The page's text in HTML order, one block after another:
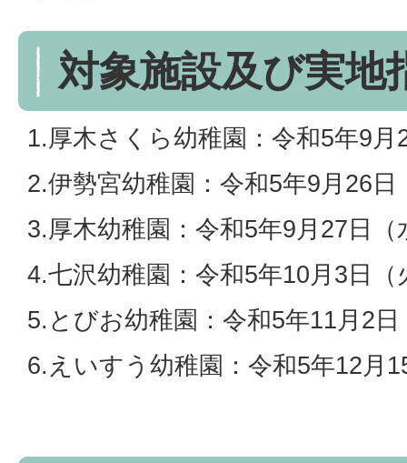
対象施設及び実地
1.厚木さくら幼稚園：令和5年9月
2.伊勢宮幼稚園：令和5年9月26日
3.厚木幼稚園：令和5年9月27日（
4.七沢幼稚園：令和5年10月3日（
5.とびお幼稚園：令和5年11月2日
6.えいすう幼稚園：令和5年12月